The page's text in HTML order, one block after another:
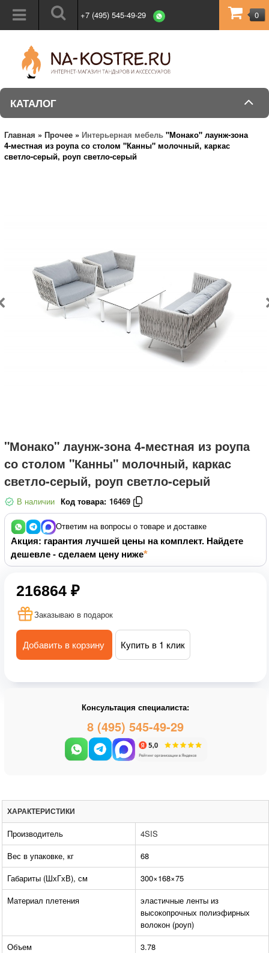
+7 (495) 545-49-29 0
КАТАЛОГ
Главная » Прочее » Интерьерная мебель "Монако" лаунж-зона
4-местная из роупа со столом "Канны" молочный, каркас
светло-серый, роуп светло-серый
"Монако" лаунж-зона 4-местная из роупа
со столом "Канны" молочный, каркас
светло-серый, роуп светло-серый
В наличии Код товара: 16469
Ответим на вопросы о товаре и доставке
Акция: гарантия лучшей цены на комплект. Найдете
дешевле - сделаем цену ниже
216864 ₽
Заказываю в подарок
Добавить в корзину Купить в 1 клик
Консультация специалиста:
8 (495) 545-49-29
ХАРАКТЕРИСТИКИ
Производитель
4SIS
Вес в упаковке, кг
68
Габариты (ШхГхВ), см
300×168×75
Материал плетения
эластичные ленты из
высокопрочных полиэфирных
волокон (роуп)
Объем
3.78